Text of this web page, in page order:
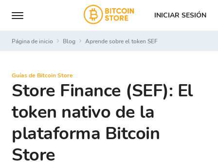
INICIAR SESIÓN
Página de inicio Blog Aprende sobre el token SEF
Guías de Bitcoin Store
Store Finance (SEF): El
token nativo de la
plataforma Bitcoin
Store